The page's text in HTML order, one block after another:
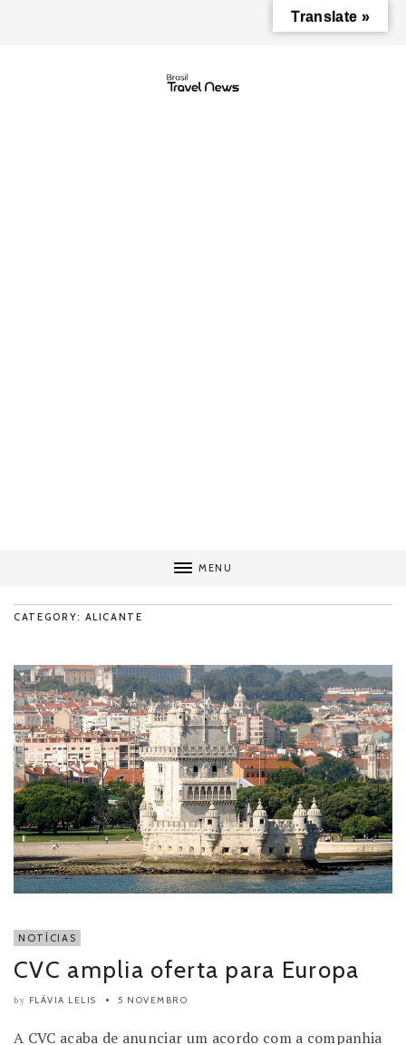
MENU
CATEGORY: ALICANTE
NOTÍCIAS
CVC amplia oferta para Europa
by FLÁVIA LELIS 5 NOVEMBRO
A CVC acaba de anunciar um acordo com a companhia
Translate »